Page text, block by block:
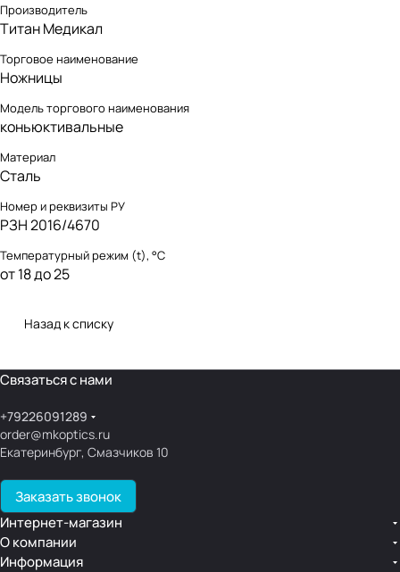
Производитель
Титан Медикал
Торговое наименование
Ножницы
Модель торгового наименования
коньюктивальные
Материал
Сталь
Номер и реквизиты РУ
РЗН 2016/4670
Температурный режим (t), °С
от 18 до 25
Назад к списку
Связаться с нами
+79226091289
order@mkoptics.ru
Екатеринбург, Смазчиков 10
Заказать звонок
Интернет-магазин
О компании
Информация